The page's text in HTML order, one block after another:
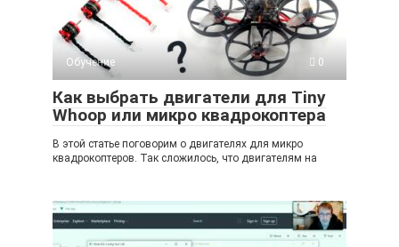
Обучение 0
Как выбрать двигатели для Tiny
Whoop или микро квадрокоптера
В этой статье поговорим о двигателях для микро
квадрокоптеров. Так сложилось, что двигателям на